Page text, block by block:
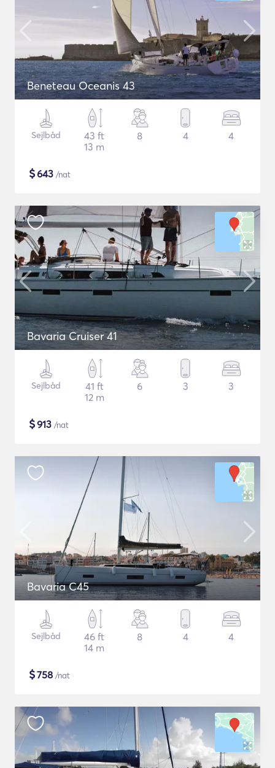
Beneteau Oceanis 43
Sejlbåd
43 ft
13 m
8 4 4
$643 /nat
Bavaria Cruiser 41
Sejlbåd
41 ft
12 m
6 3 3
$913 /nat
Bavaria C45
Sejlbåd
46 ft
14 m
8 4 4
$758 /nat